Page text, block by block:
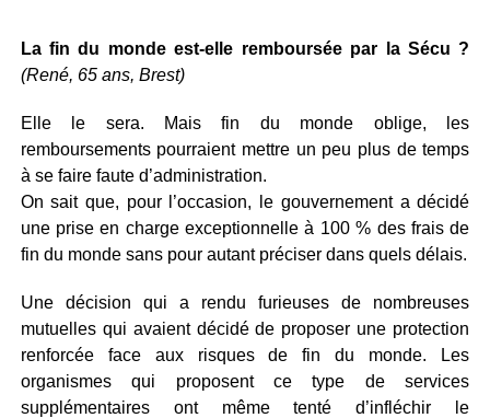
La fin du monde est-elle remboursée par la Sécu ?
(René, 65 ans, Brest)
Elle le sera. Mais fin du monde oblige, les
remboursements pourraient mettre un peu plus de temps
à se faire faute d’administration.
On sait que, pour l’occasion, le gouvernement a décidé
une prise en charge exceptionnelle à 100 % des frais de
fin du monde sans pour autant préciser dans quels délais.
Une décision qui a rendu furieuses de nombreuses
mutuelles qui avaient décidé de proposer une protection
renforcée face aux risques de fin du monde. Les
organismes qui proposent ce type de services
supplémentaires ont même tenté d’infléchir le